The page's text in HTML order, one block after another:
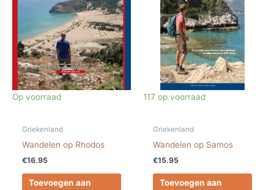
Op voorraad
Griekenland
Wandelen op Rhodos
€16.95
Toevoegen aan
117 op voorraad
Griekenland
Wandelen op Samos
€15.95
Toevoegen aan